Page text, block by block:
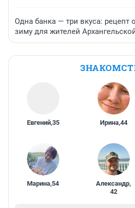
Одна банка — три вкуса: рецепт
зиму для жителей
Евгений,35 Ирина,44
Марина,54 Александр,
42